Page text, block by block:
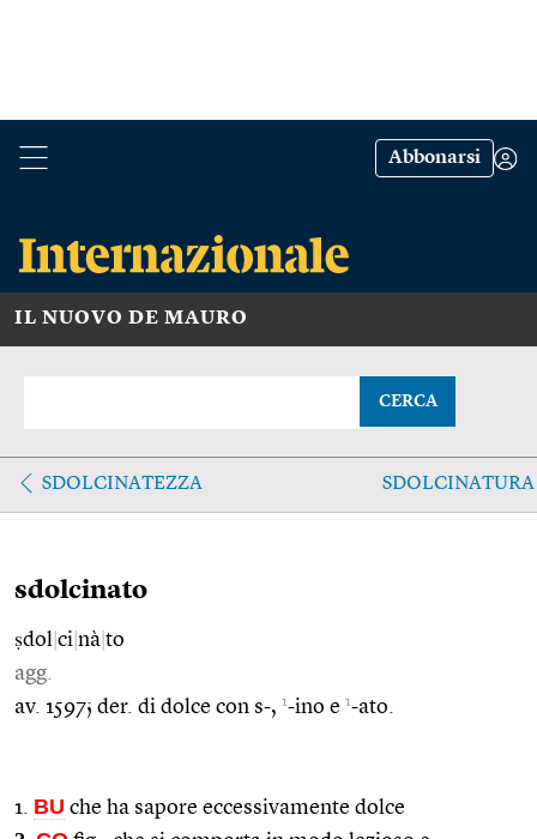
Abbonarsi
IL NUOVO DE MAURO
CERCA
SDOLCINATEZZA SDOLCINATURA
sdolcinato
ṣdol ci nà to
agg.
av. 1597; der. di dolce con s-, 1-ino e 1-ato.
1. BU che ha sapore eccessivamente dolce